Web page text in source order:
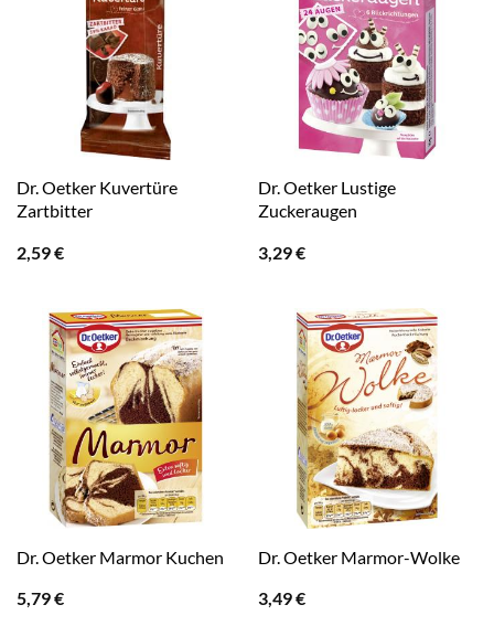
Dr. Oetker Kuvertüre
Zartbitter
2,59€
Dr. Oetker Lustige
Zuckeraugen
3,29€
Dr. Oetker Marmor Kuchen
5,79€
Dr. Oetker Marmor-Wolke
3,49€